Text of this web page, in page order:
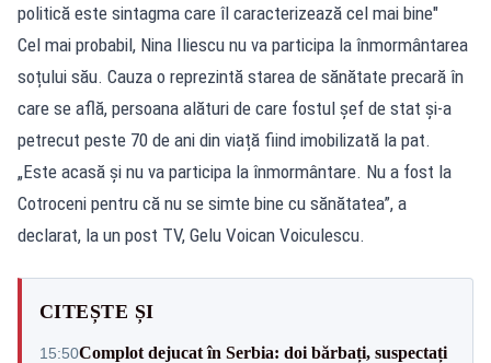
politică este sintagma care îl caracterizează cel mai bine"
Cel mai probabil, Nina Iliescu nu va participa la înmormântarea
soțului său. Cauza o reprezintă starea de sănătate precară în
care se află, persoana alături de care fostul șef de stat și-a
petrecut peste 70 de ani din viață fiind imobilizată la pat.
„Este acasă și nu va participa la înmormântare. Nu a fost la
Cotroceni pentru că nu se simte bine cu sănătatea”, a
declarat, la un post TV, Gelu Voican Voiculescu.
CITEȘTE ȘI
15:50Complot dejucat în Serbia: doi bărbați, suspectați